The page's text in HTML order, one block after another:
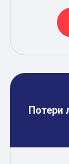
Потери